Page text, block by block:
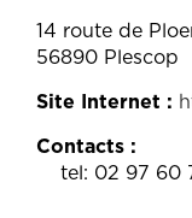
14 route de
56890 Plescop
Site Internet
Contacts
tel: 02 97 60